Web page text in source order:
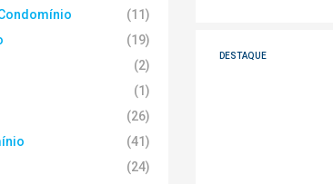
DESTAQUE
(11)
(19)
(2)
(1)
(26)
(41)
(24)